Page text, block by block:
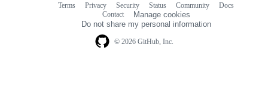
© 2026 GitHub, Inc.
Terms Privacy Security Status Community
Docs
Contact
Manage cookies
Do not share my personal information